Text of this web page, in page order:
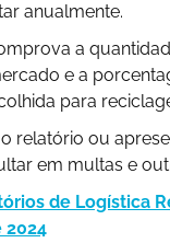
anualmente.
a
e a
para
relatório ou
em multas e
de Logística
2024